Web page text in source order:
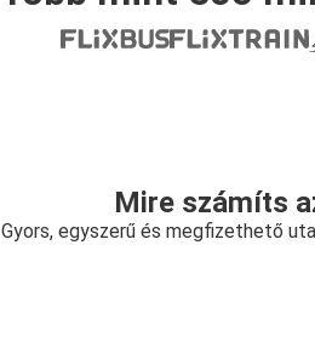
Mire számíts
Gyors, egyszerű és megfizethető